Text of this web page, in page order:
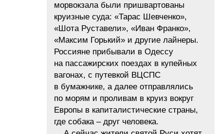
морвокзала были пришвартованы
круизные суда: «Тарас Шевченко»,
«Шота Руставели», «Иван Франко»,
«Максим Горький» и другие лайнеры.
Россияне прибывали в Одессу
на пассажирских поездах в купейных
вагонах, с путевкой ВЦСПС
в бумажнике, а далее отправлялись
по морям и проливам в круиз вокруг
Европы в капиталистические страны,
где собака – друг человека.